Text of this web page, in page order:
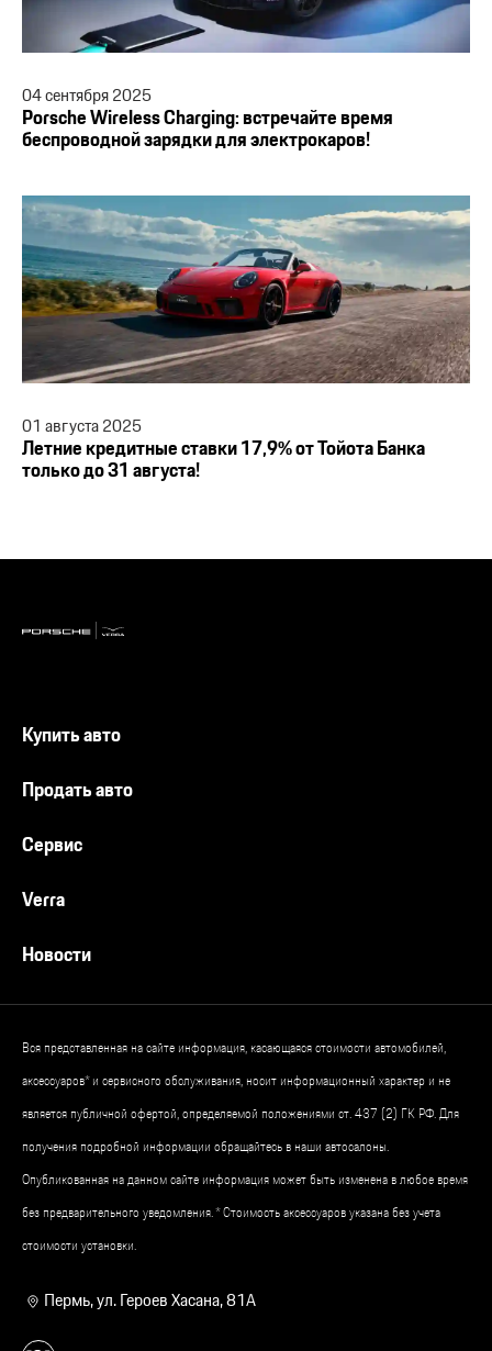
04сентября2025
Porsche Wireless Charging: встречайте время
беспроводной зарядки для электрокаров!
01 августа2025
Летние кредитные ставки 17,9% от Тойота Банка
только до 31 августа!
Пермь, ул. Героев Хасана, 81А
Купить авто
Продать авто
Сервис
Verra
Новости
Вся представленная на сайте информация, касающаяся стоимости автомобилей,
аксессуаров* и сервисного обслуживания, носит информационный характер и не
является публичной офертой, определяемой положениями ст. 437 (2) ГК РФ. Для
получения подробной информации обращайтесь в наши автосалоны.
Опубликованная на данном сайте информация может быть изменена в любое время
без предварительного уведомления. * Стоимость аксессуаров указана без учета
стоимости установки.